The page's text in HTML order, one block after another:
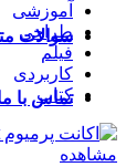
سوالات
تماس با
آموزشی
طراحی
فیلم
کاربردی
کتاب
مشاهده